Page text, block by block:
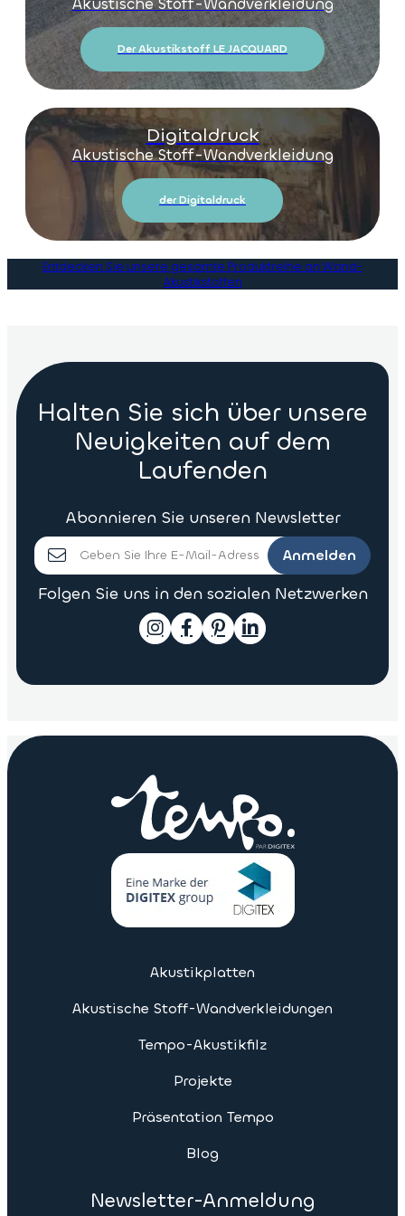
Der Akustikstoff LE JACQUARD
Digitaldruck
Akustische Stoff-Wandverkleidung
der Digitaldruck
Entdecken Sie unsere gesamte Produktreihe an Wand-
Akustikstoffen
Halten Sie sich über unsere
Neuigkeiten auf dem
Laufenden
Abonnieren Sie unseren Newsletter
Anmelden
Folgen Sie uns in den sozialen Netzwerken
Akustikplatten
Akustische Stoff-Wandverkleidungen
Tempo-Akustikfilz
Projekte
Präsentation Tempo
Blog
Newsletter-Anmeldung